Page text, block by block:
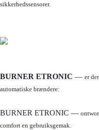
sikkerhedssensorer.
BURNER ETRONIC — er
automatiske brændere:
BURNER ETRONIC —
comfort en gebruiksgemak.